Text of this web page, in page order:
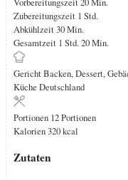
Zubereitungszeit 1 Stunde
Std.
Abkühlzeit30Minuten
Min.
Gesamtzeit 1 Stunde
Std.20Minuten
Min.
GerichtBacken, Dessert,
Küche Deutschland
Portionen 12Portionen
Kalorien320kcal
Zutaten